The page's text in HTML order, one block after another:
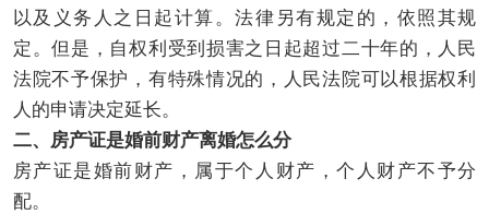
以及义务人之日起计算。法律另有规定的，依照其规
定。但是，自权利受到损害之日起超过二十年的，人民
法院不予保护，有特殊情况的，人民法院可以根据权利
人的申请决定延长。
二、房产证是婚前财产离婚怎么分
房产证是婚前财产，属于个人财产，个人财产不予分
配。